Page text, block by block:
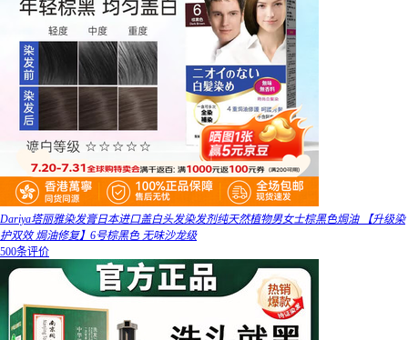
Dariya塔丽雅染发膏日本进口盖白头发染发剂纯天然植物男女士棕黑色焗油 【升级染
护双效 焗油修复】6号棕黑色 无味沙龙级
500条评价